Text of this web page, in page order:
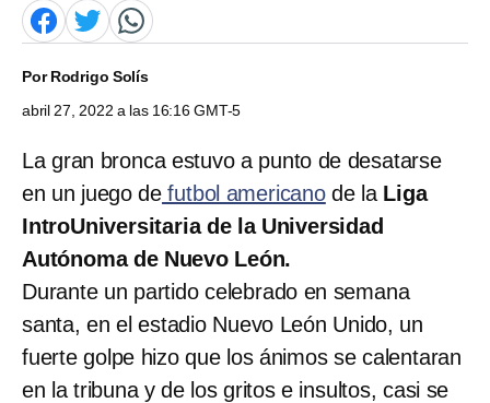
PorRodrigo Solís
abril 27, 2022 a las 16:16 GMT-5
La gran bronca estuvo a punto de desatarse
en un juego de futbol americanode la Liga
IntroUniversitaria de la Universidad
Autónoma de Nuevo León.
Durante un partido celebrado en semana
santa, en el estadio Nuevo León Unido, un
fuerte golpe hizo que los ánimos se calentaran
en la tribuna y de los gritos e insultos, casi se